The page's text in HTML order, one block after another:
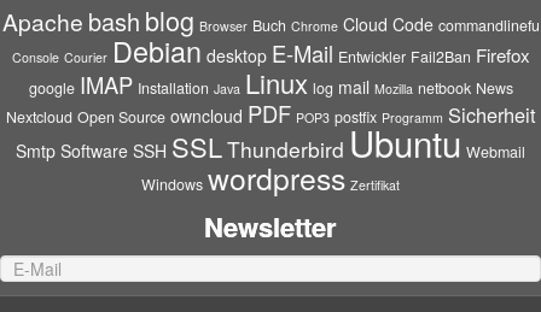
Apache bash blog Browser Buch Chrome Cloud Code commandlinefu
Console Courier Debian desktop E-Mail Entwickler Fail2Ban Firefox
google IMAP Installation Java Linux log mail Mozilla netbook News
Nextcloud Open Source owncloud PDF POP3 postfix Programm Sicherheit
Smtp Software SSH SSLThunderbird Ubuntu Webmail
Windows wordpress Zertifikat
Newsletter